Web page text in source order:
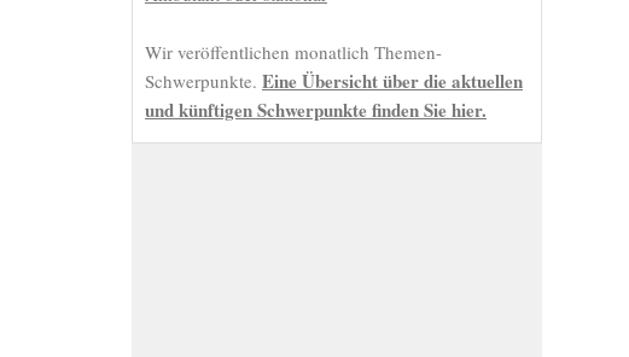
Wir veröffentlichen monatlich Themen-
Schwerpunkte. Eine Übersicht über die aktuellen
und künftigen Schwerpunkte finden Sie hier.